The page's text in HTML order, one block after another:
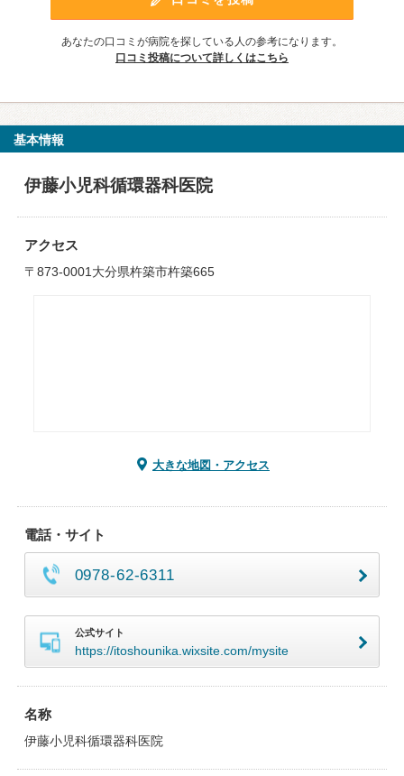
あなたの口コミが病院を探している人の参考になります。
口コミ投稿について詳しくはこちら
基本情報
伊藤小児科循環器科医院
アクセス
〒873-0001大分県杵築市杵築665
大きな地図・アクセス
電話・サイト
0978-62-6311
公式サイト
https://itoshounika.wixsite.com/mysite
名称
伊藤小児科循環器科医院